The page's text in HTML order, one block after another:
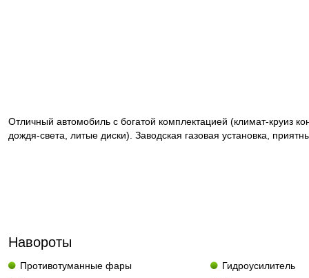
Отличный автомобиль с богатой комплектацией (климат-круиз
дождя-света, литые диски). Заводская газовая установка,
Навороты
Противотуманные фары
Гидроусилитель